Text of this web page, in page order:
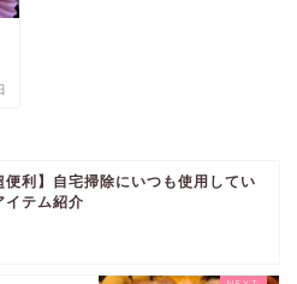
便利】自宅掃除にいつも使用してい
イテム紹介